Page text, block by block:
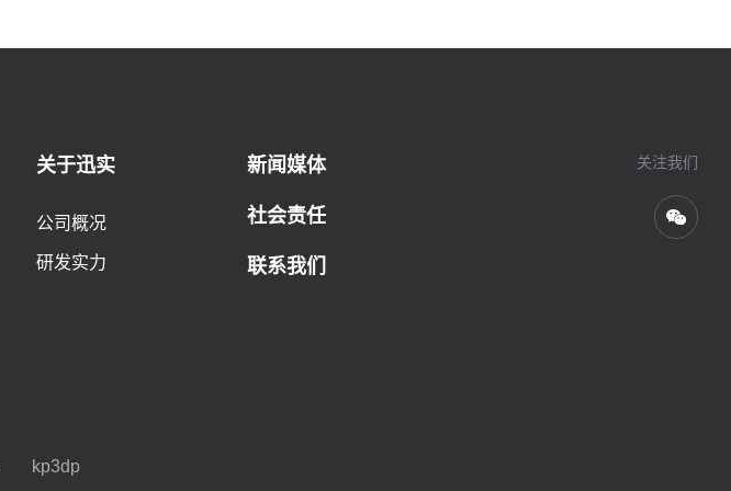
关于迅实
公司概况
研发实力
新闻媒体
社会责任
联系我们
关注我们
kp3dp